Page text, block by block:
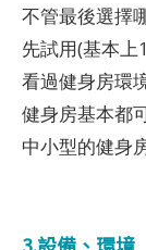
不管最後選擇
先試用(基本
看過健身房環
健身房基本都
中小型的健身